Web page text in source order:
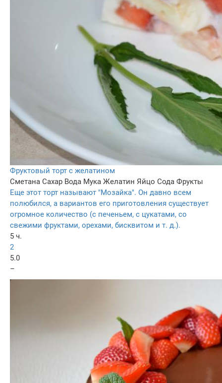
Фруктовый торт с желатином
Сметана Сахар Вода Мука Желатин Яйцо Сода Фрукты
Еще этот торт называют "Мозайка". Он давно всем
полюбился, а вариантов его приготовления существует
огромное количество (с печеньем, с цукатами, со
свежими фруктами, орехами, бисквитом и т. д.).
5 ч.
2
5.0
–